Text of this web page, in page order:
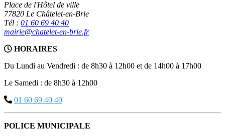
Place de l'Hôtel de ville
77820 Le Châtelet-en-Brie
Tél : 01 60 69 40 40
mairie@chatelet-en-brie.fr
HORAIRES
Du Lundi au Vendredi : de 8h30 à 12h00 et de 14h00 à 17h00
Le Samedi : de 8h30 à 12h00
01 60 69 40 40
POLICE MUNICIPALE